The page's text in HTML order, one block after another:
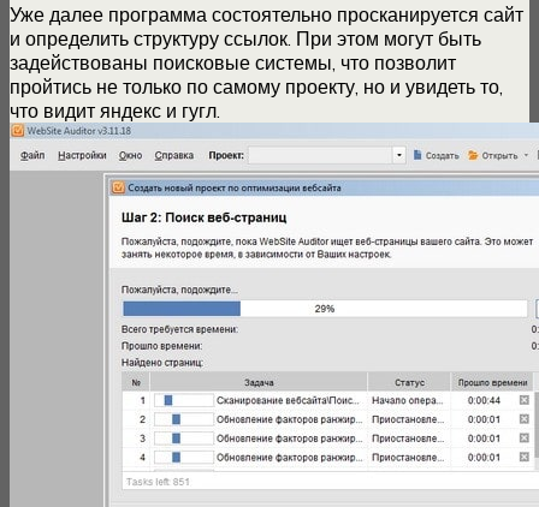
Уже далее программа состоятельно просканируется сайт
и определить структуру ссылок. При этом могут быть
задействованы поисковые системы, что позволит
пройтись не только по самому проекту, но и увидеть то,
что видит яндекс и гугл.